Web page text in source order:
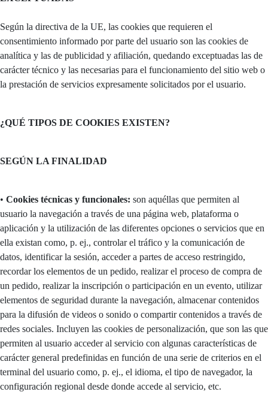
Según la directiva de la UE, las cookies que requieren el
consentimiento informado por parte del usuario son las cookies de
analítica y las de publicidad y afiliación, quedando exceptuadas las de
carácter técnico y las necesarias para el funcionamiento del sitio web o
la prestación de servicios expresamente solicitados por el usuario.
¿QUÉ TIPOS DE COOKIES EXISTEN?
SEGÚN LA FINALIDAD
• Cookies técnicas y funcionales: son aquéllas que permiten al
usuario la navegación a través de una página web, plataforma o
aplicación y la utilización de las diferentes opciones o servicios que en
ella existan como, p. ej., controlar el tráfico y la comunicación de
datos, identificar la sesión, acceder a partes de acceso restringido,
recordar los elementos de un pedido, realizar el proceso de compra de
un pedido, realizar la inscripción o participación en un evento, utilizar
elementos de seguridad durante la navegación, almacenar contenidos
para la difusión de videos o sonido o compartir contenidos a través de
redes sociales. Incluyen las cookies de personalización, que son las que
permiten al usuario acceder al servicio con algunas características de
carácter general predefinidas en función de una serie de criterios en el
terminal del usuario como, p. ej., el idioma, el tipo de navegador, la
configuración regional desde donde accede al servicio, etc.